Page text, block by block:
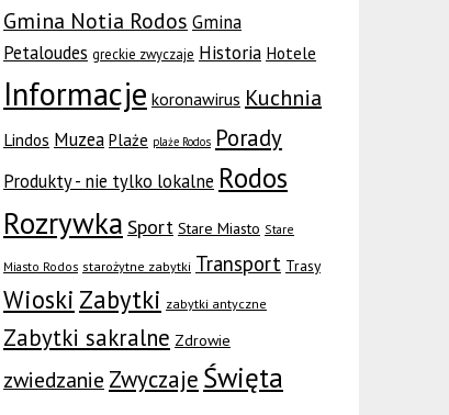
Gmina Notia Rodos Gmina
Petaloudes greckie zwyczaje Historia Hotele
Informacje koronawirus Kuchnia
Lindos Muzea Plaże plaże Rodos Porady
Produkty - nie tylko lokalne Rodos
Rozrywka Sport Stare Miasto Stare
Miasto Rodos starożytne zabytki Transport Trasy
Wioski Zabytki zabytki antyczne
Zabytki sakralne Zdrowie
zwiedzanie Zwyczaje Święta